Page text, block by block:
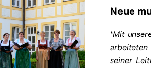
Neue
"Mit
arbeiteten
seiner